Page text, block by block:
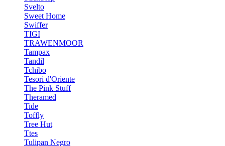
Svelto
Sweet Home
Swiffer
TIGI
TRAWENMOOR
Tampax
Tandil
Tchibo
Tesori d'Oriente
The Pink Stuff
Theramed
Tide
Toffly
Tree Hut
Ttes
Tulipan Negro